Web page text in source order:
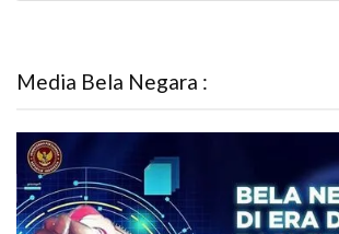
Media Bela Negara :